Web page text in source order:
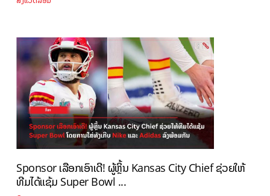
Sponsor ເລືອກເອົາເດີ! ຜູ້ຫຼິ້ນ Kansas City Chief ຊ່ວຍໃຫ້
ທີມໄດ້ແຊ້ມ Super Bowl ...